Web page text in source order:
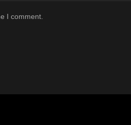
I comment.